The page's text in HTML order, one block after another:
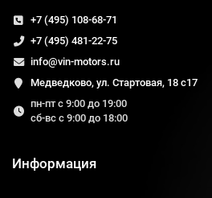
+7 (495) 108-68-71
+7 (495) 481-22-75
info@vin-motors.ru
Медведково, ул. Стартовая, 18 с17
пн-пт с 9:00 до 19:00
сб-вс с 9:00 до 18:00
Информация